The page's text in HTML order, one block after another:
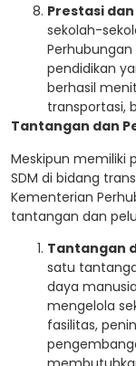
Prestasi
sekolah-
pendidikan
berhasil
transportasi,
Tantangan dan
Meskipun memiliki
SDM di bidang
Kementerian
tantangan dan
Tantangan
satu
daya
mengelola
fasilitas,